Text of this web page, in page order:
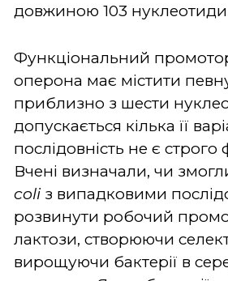
довжиною 103
Функціональний
оперона має містити
приблизно з шести
допускається кілька її
послідовність не є строго
Вчені визначали, чи
coli з випадковими
розвинути робочий
лактози, створюючи
вирощуючи бактерії в